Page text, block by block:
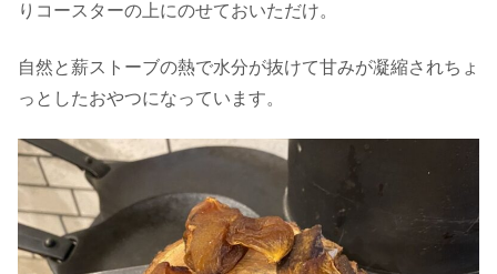
りコースターの上にのせておいただけ。
自然と薪ストーブの熱で水分が抜けて甘みが凝縮されちょ
っとしたおやつになっています。